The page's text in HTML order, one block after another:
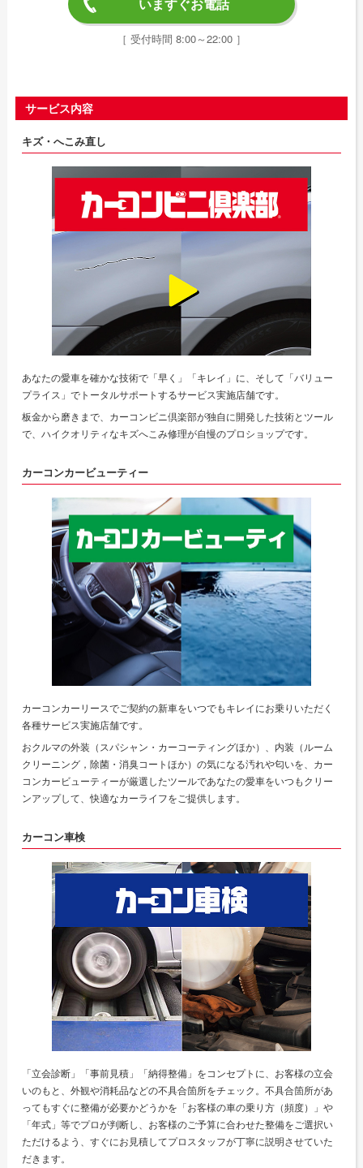
いますぐお電話
［ 受付時間 8:00～22:00 ］
サービス内容
キズ・へこみ直し
あなたの愛車を確かな技術で「早く」「キレイ」に、そして「バリュー
プライス」でトータルサポートするサービス実施店舗です。
板金から磨きまで、カーコンビニ倶楽部が独自に開発した技術とツール
で、ハイクオリティなキズへこみ修理が自慢のプロショップです。
カーコンカービューティー
カーコンカーリースでご契約の新車をいつでもキレイにお乗りいただく
各種サービス実施店舗です。
おクルマの外装（スパシャン・カーコーティングほか）、内装（ルーム
クリーニング，除菌・消臭コートほか）の気になる汚れや匂いを、カー
コンカービューティーが厳選したツールであなたの愛車をいつもクリー
ンアップして、快適なカーライフをご提供します。
カーコン車検
「立会診断」「事前見積」「納得整備」をコンセプトに、お客様の立会
いのもと、外観や消耗品などの不具合箇所をチェック。不具合箇所があ
ってもすぐに整備が必要かどうかを「お客様の車の乗り方（頻度）」や
「年式」等でプロが判断し、お客様のご予算に合わせた整備をご選択い
ただけるよう、すぐにお見積してプロスタッフが丁寧に説明させていた
だきます。